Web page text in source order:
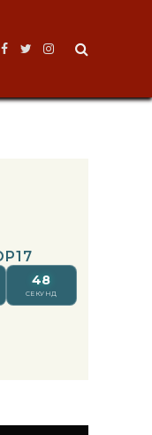
Facebook
TwitterInstagram